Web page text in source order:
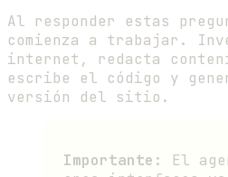
Al responder estas
comienza a trabajar.
internet, redacta
escribe el código y
versión del sitio.
Importante:
El